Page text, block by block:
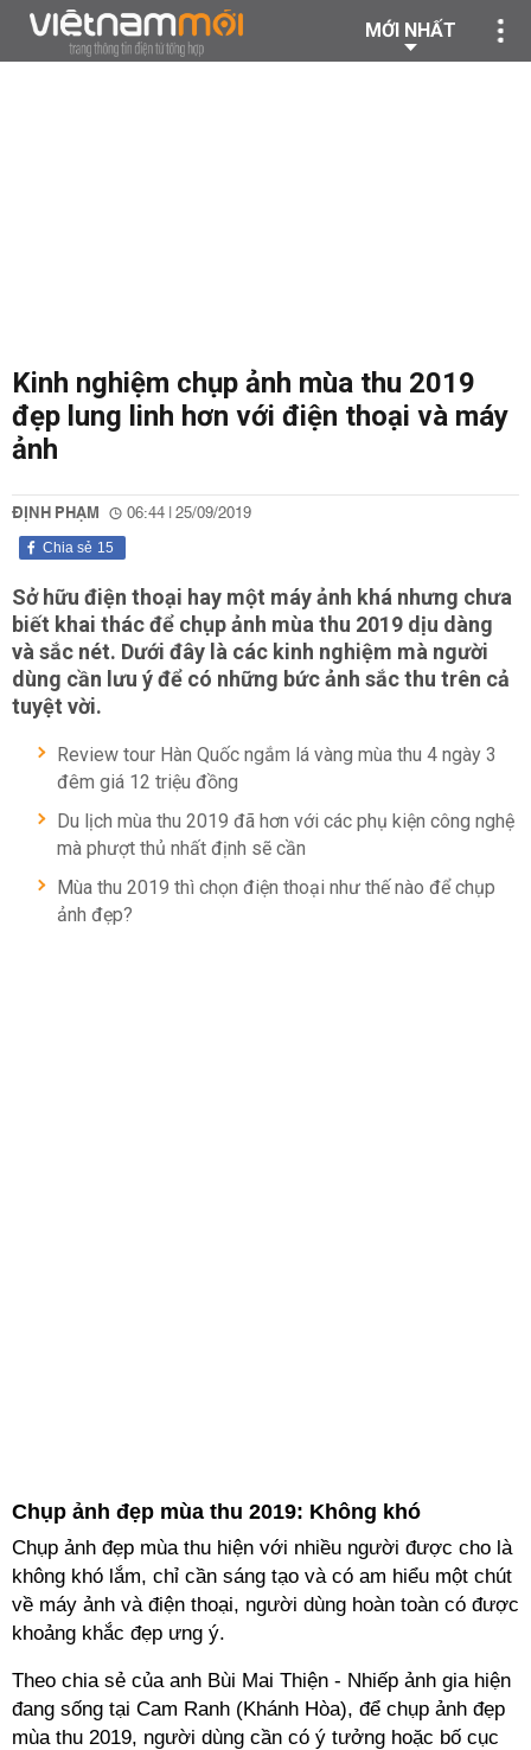
MỚI NHẤT
Kinh nghiệm chụp ảnh mùa thu 2019
đẹp lung linh hơn với điện thoại và máy
ảnh
ĐỊNH PHẠM 06:44 | 25/09/2019
15
Chia sẻ
Sở hữu điện thoại hay một máy ảnh khá nhưng chưa
biết khai thác để chụp ảnh mùa thu 2019 dịu dàng
và sắc nét. Dưới đây là các kinh nghiệm mà người
dùng cần lưu ý để có những bức ảnh sắc thu trên cả
tuyệt vời.
Review tour Hàn Quốc ngắm lá vàng mùa thu 4 ngày 3
đêm giá 12 triệu đồng
Du lịch mùa thu 2019 đã hơn với các phụ kiện công nghệ
mà phượt thủ nhất định sẽ cần
Mùa thu 2019 thì chọn điện thoại như thế nào để chụp
ảnh đẹp?
Chụp ảnh đẹp mùa thu 2019: Không khó
Chụp ảnh đẹp mùa thu hiện với nhiều người được cho là
không khó lắm, chỉ cần sáng tạo và có am hiểu một chút
về máy ảnh và điện thoại, người dùng hoàn toàn có được
khoảng khắc đẹp ưng ý.
Theo chia sẻ của anh Bùi Mai Thiện - Nhiếp ảnh gia hiện
đang sống tại Cam Ranh (Khánh Hòa), để chụp ảnh đẹp
mùa thu 2019, người dùng cần có ý tưởng hoặc bố cục